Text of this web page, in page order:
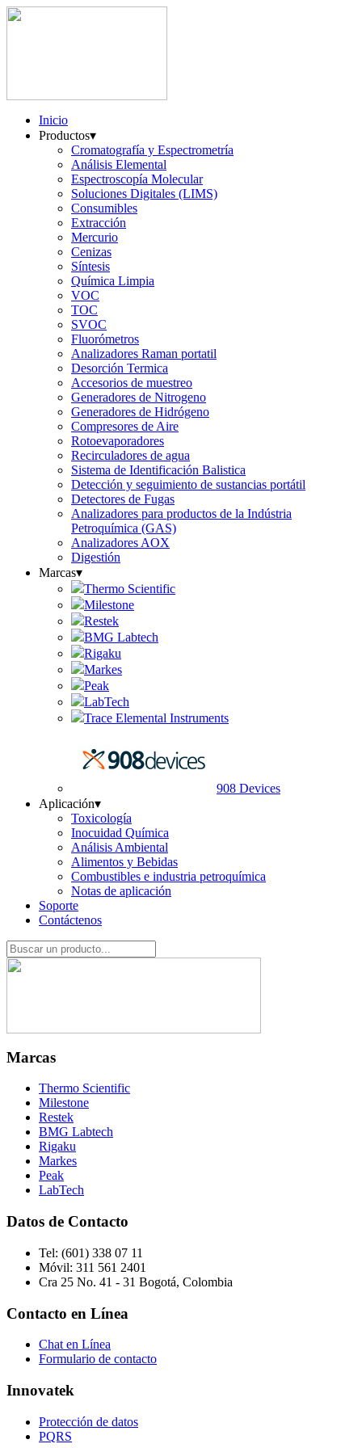
Inicio
Productos▾
Cromatografía y Espectrometría
Análisis Elemental
Espectroscopía Molecular
Soluciones Digitales (LIMS)
Consumibles
Extracción
Mercurio
Cenizas
Síntesis
Química Limpia
VOC
TOC
SVOC
Fluorómetros
Analizadores Raman portatil
Desorción Termica
Accesorios de muestreo
Generadores de Nitrogeno
Generadores de Hidrógeno
Compresores de Aire
Rotoevaporadores
Recirculadores de agua
Sistema de Identificación Balistica
Detección y seguimiento de sustancias portátil
Detectores de Fugas
Analizadores para productos de la Indústria
Petroquímica (GAS)
Analizadores AOX
Digestión
Marcas▾
Thermo Scientific
Milestone
Restek
BMG Labtech
Rigaku
Markes
Peak
LabTech
Trace Elemental Instruments
908 Devices
Aplicación▾
Toxicología
Inocuidad Química
Análisis Ambiental
Alimentos y Bebidas
Combustibles e industria petroquímica
Notas de aplicación
Soporte
Contáctenos
Marcas
Thermo Scientific
Milestone
Restek
BMG Labtech
Rigaku
Markes
Peak
LabTech
Datos de Contacto
Tel: (601) 338 07 11
Móvil: 311 561 2401
Cra 25 No. 41 - 31 Bogotá, Colombia
Contacto en Línea
Chat en Línea
Formulario de contacto
Innovatek
Protección de datos
PQRS